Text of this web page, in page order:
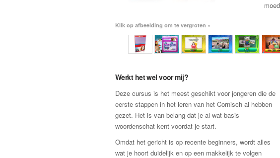
Klik op afbeelding om te vergroten »
Werkt het wel voor mij?
Deze cursus is het meest geschikt voor jongeren die de
eerste stappen in het leren van het Cornisch al hebben
gezet. Het is van belang dat je al wat basis
woordenschat kent voordat je start.
Omdat het gericht is op recente beginners, wordt alles
wat je hoort duidelijk en op een makkelijk te volgen